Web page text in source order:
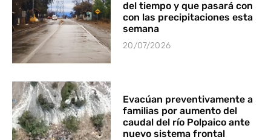
del tiempo y que pasará con
con las precipitaciones esta
semana
20/07/2026
Evacúan preventivamente a
familias por aumento del
caudal del río Polpaico ante
nuevo sistema frontal